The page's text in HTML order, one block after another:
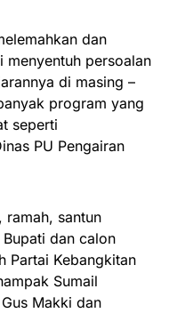
dan
menyentuh persoalan
di masing –
program yang
seperti
PU Pengairan
ramah, santun
dan calon
Partai Kebangkitan
Sumail
Makki dan